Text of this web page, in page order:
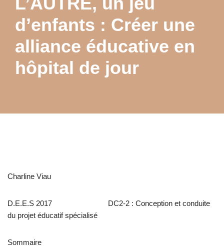
d’enfants : Créer une
alliance éducative en
hôpital de jour
Charline Viau
D.E.E.S 2017 DC2-2 : Conception et conduite
du projet éducatif spécialisé
Sommaire